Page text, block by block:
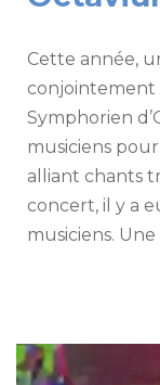
Cette année,
conjointement
Symphorien
musiciens
alliant chants
concert, il y a
musiciens.